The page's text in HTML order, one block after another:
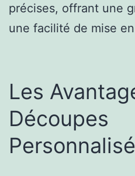
précises, offrant une
une facilité de mise
Les
Découpes